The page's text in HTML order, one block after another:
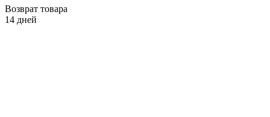
Возврат товара
14 дней